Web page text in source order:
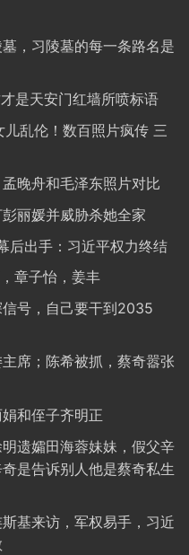
，习陵墓的每一条路名是
是天安门红墙所喷标语
乱伦！数百照片疯传 三
晚舟和毛泽东照片对比
丽媛并威胁杀她全家
后出手：习近平权力终结
章子怡，姜丰
号，自己要干到2035
席；陈希被抓，蔡奇嚣张
和侄子齐明正
遗孀田海蓉妹妹，假父辛
是告诉别人他是蔡奇私生
基来访，军权易手，习近